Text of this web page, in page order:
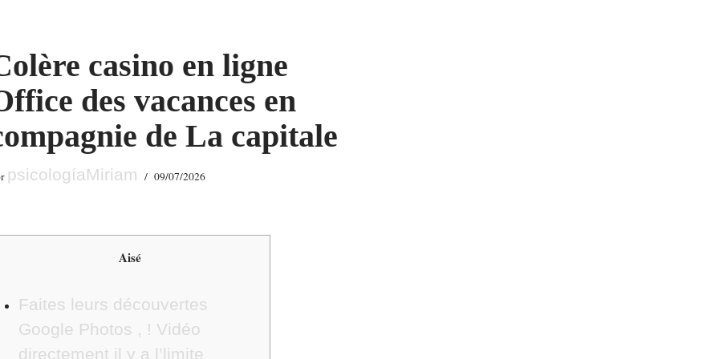
casino en ligne
des vacances en
de La capitale
psicologíaMiriam 09/07/2026
Aisé
Faites leurs découvertes
Google Photos , ! Vidéo
directement il y a l’limite